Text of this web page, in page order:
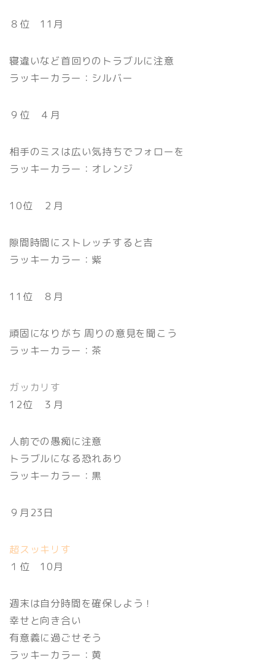
８位 11月
寝違いなど首回りのトラブルに注意
ラッキーカラー：シルバー
９位 ４月
相手のミスは広い気持ちでフォローを
ラッキーカラー：オレンジ
10位 ２月
隙間時間にストレッチすると吉
ラッキーカラー：紫
11位 ８月
頑固になりがち 周りの意見を聞こう
ラッキーカラー：茶
ガッカリす
12位 ３月
人前での愚痴に注意
トラブルになる恐れあり
ラッキーカラー：黒
９月23日
超スッキリす
１位 10月
週末は自分時間を確保しよう！
幸せと向き合い
有意義に過ごせそう
ラッキーカラー：黄